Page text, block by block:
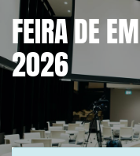
FEIRA DE
2026